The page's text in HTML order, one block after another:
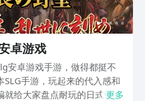
卓游戏
安卓游戏手游，做得都挺不
手游，玩起来的代入感和
就给大家盘点耐玩的日式slg
更多